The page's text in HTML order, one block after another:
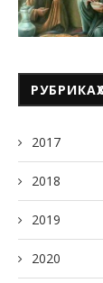
2017
2018
2019
2020